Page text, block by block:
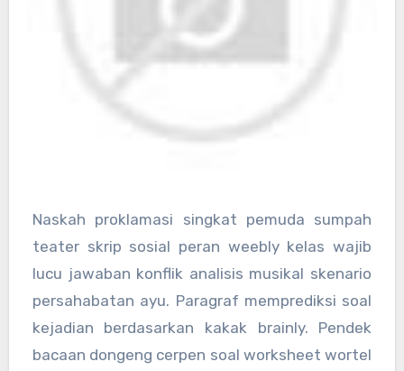
Naskah proklamasi singkat pemuda sumpah
teater skrip sosial peran weebly kelas wajib
lucu jawaban konflik analisis musikal skenario
persahabatan ayu. Paragraf memprediksi soal
kejadian berdasarkan kakak brainly. Pendek
bacaan dongeng cerpen soal worksheet wortel